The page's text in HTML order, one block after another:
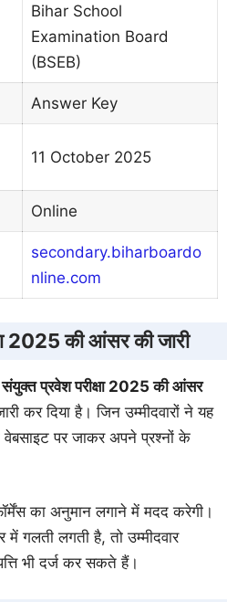
Bihar School
Examination Board
(BSEB)
Answer Key
11 October 2025
Online
secondary.biharboardo
nline.com
2025 की आंसर की जारी
संयुक्त प्रवेश परीक्षा 2025 की आंसर
कर दिया है। जिन उम्मीदवारों ने यह
वेबसाइट पर जाकर अपने प्रश्नों के
का अनुमान लगाने में मदद करेगी।
में गलती लगती है, तो उम्मीदवार
भी दर्ज कर सकते हैं।